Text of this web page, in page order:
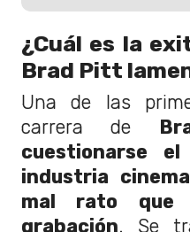
¿Cuál es la
Brad Pitt
Una de las
carrera de
cuestionarse
industria
mal rato
grabación. Se